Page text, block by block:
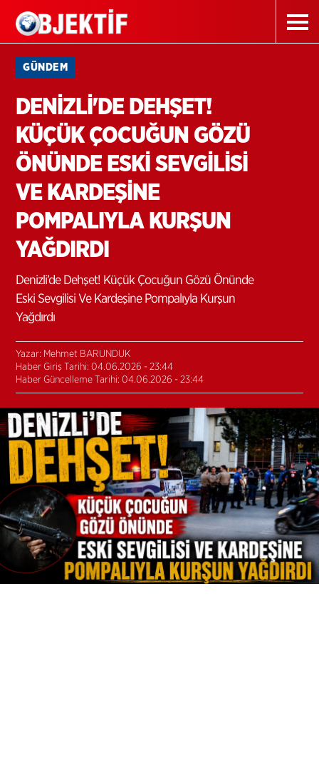
GÜNDEM
DENİZLİ'DE DEHŞET!
KÜÇÜK ÇOCUĞUN GÖZÜ
ÖNÜNDE ESKİ SEVGİLİSİ
VE KARDEŞİNE
POMPALIYLA KURŞUN
YAĞDIRDI
Denizli’de Dehşet! Küçük Çocuğun Gözü Önünde
Eski Sevgilisi Ve Kardeşine Pompalıyla Kurşun
Yağdırdı
Yazar: Mehmet BARUNDUK
Haber Giriş Tarihi: 04.06.2026 - 23:44
Haber Güncelleme Tarihi: 04.06.2026 - 23:44